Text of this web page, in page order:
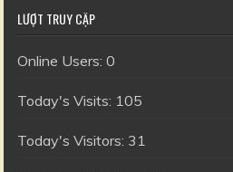
LƯỢT TRUY CẬP
Online Users:0
Today's Visits: 105
Today's Visitors: 31